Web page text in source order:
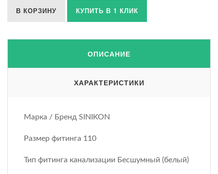
В КОРЗИНУ КУПИТЬ В 1 КЛИК
ОПИСАНИЕ
ХАРАКТЕРИСТИКИ
Марка / Бренд SINIKON
Размер фитинга 110
Тип фитинга канализации Бесшумный (белый)